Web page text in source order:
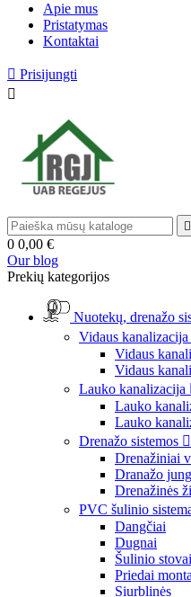
Apie mus
Pristatymas
Kontaktai
 Prisijungti


0 0,00 €
Our blog
Prekių kategorijos
Nuotekų, drenažo
Vidaus kanalizacija
Vidaus
Vidaus
Lauko kanalizacija
Lauko
Lauko
Drenažo sistemos 
Drenažiniai
Dranažo
Drenažinės
PVC šulinio
Dangčiai
Dugnai
Šulinio stovai
Priedai
Siurblinės